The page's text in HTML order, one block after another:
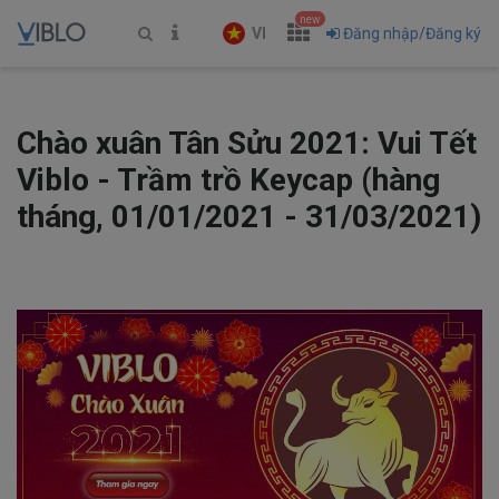
VI
new
Đăng nhập/Đăng ký
Chào xuân Tân Sửu 2021: Vui Tết
Viblo - Trầm trồ Keycap (hàng
tháng, 01/01/2021 - 31/03/2021)